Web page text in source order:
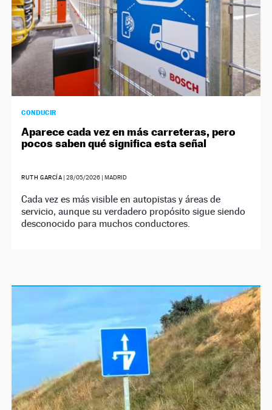
CONDUCIR
Aparece cada vez en más carreteras, pero
pocos saben qué significa esta señal
RUTH GARCÍA |28/05/2026 | MADRID
Cada vez es más visible en autopistas y áreas de
servicio, aunque su verdadero propósito sigue siendo
desconocido para muchos conductores.